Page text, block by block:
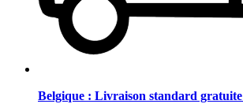
Belgique : Livraison standard gratuite